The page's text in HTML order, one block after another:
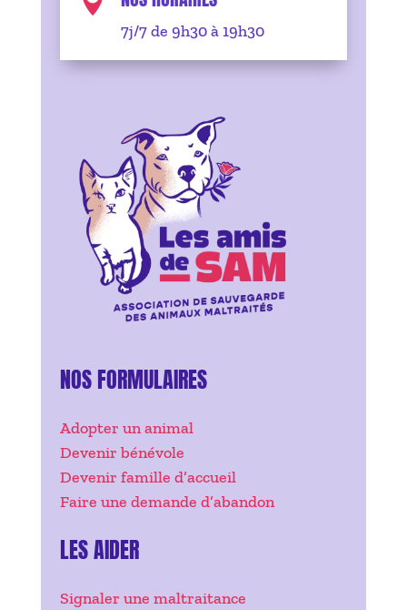
7j/7 de 9h30 à 19h30
NOS FORMULAIRES
Adopter un animal
Devenir bénévole
Devenir famille d’accueil
Faire une demande d’abandon
LES AIDER
Signaler une maltraitance